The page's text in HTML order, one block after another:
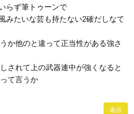
らず筆トゥーンで
みたいな芸も持たない2確だしなて
か他のと違って正当性がある強さ
されて上の武器連中が強くなると
て言うか
返信